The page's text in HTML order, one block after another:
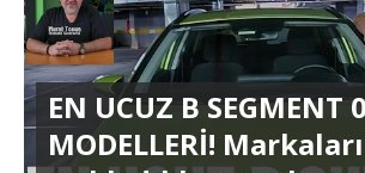
EN UCUZ B SEGMENT
MODELLERİ!